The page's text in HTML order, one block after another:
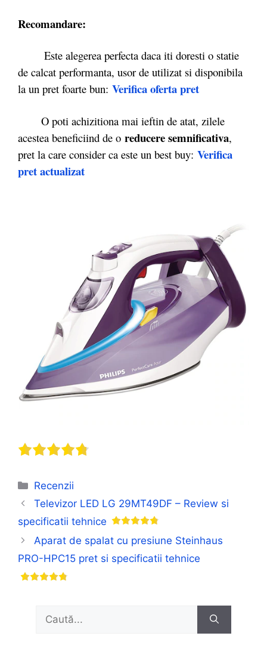
Recomandare:
Este alegerea perfecta daca iti doresti o statie
de calcat performanta, usor de utilizat si disponibila
la un pret foarte bun: Verifica oferta pret
O poti achizitiona mai ieftin de atat, zilele
acestea beneficiind de o reducere semnificativa,
pret la care consider ca este un best buy: Verifica
pret actualizat
Categorii
Recenzii
Televizor LED LG 29MT49DF – Review si
specificatii tehnice
Aparat de spalat cu presiune Steinhaus
PRO-HPC15 pret si specificatii tehnice
după: